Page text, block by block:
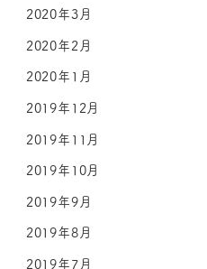
2020年3月
2020年2月
2020年1月
2019年12月
2019年11月
2019年10月
2019年9月
2019年8月
2019年7月